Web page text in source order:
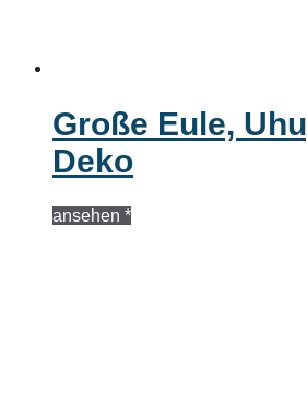
Große Eule,
Deko
ansehen *